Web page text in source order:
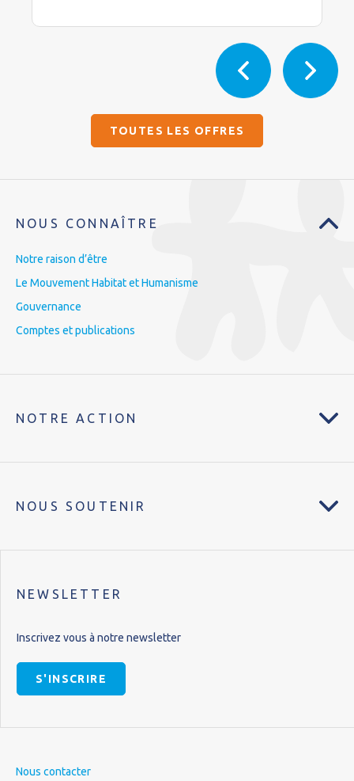
TOUTES LES OFFRES
NOUS CONNAÎTRE
Notre raison d’être
Le Mouvement Habitat et Humanisme
Gouvernance
Comptes et publications
NOTRE ACTION
NOUS SOUTENIR
NEWSLETTER
Inscrivez vous à notre newsletter
S'INSCRIRE
Nous contacter